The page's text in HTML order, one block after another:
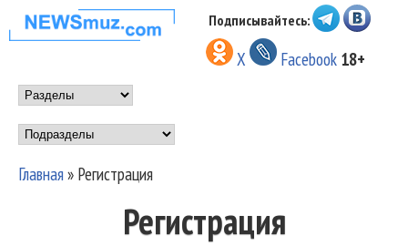
Перейти к основному
содержанию
НОВОСТИ
МУЗЫКИ И
ШОУ БИЗНЕСА
NEWSMUZ.COM
Подписывайтесь:
X Facebook 18+
Main menu
Подразделы
Главная» Регистрация
Регистрация